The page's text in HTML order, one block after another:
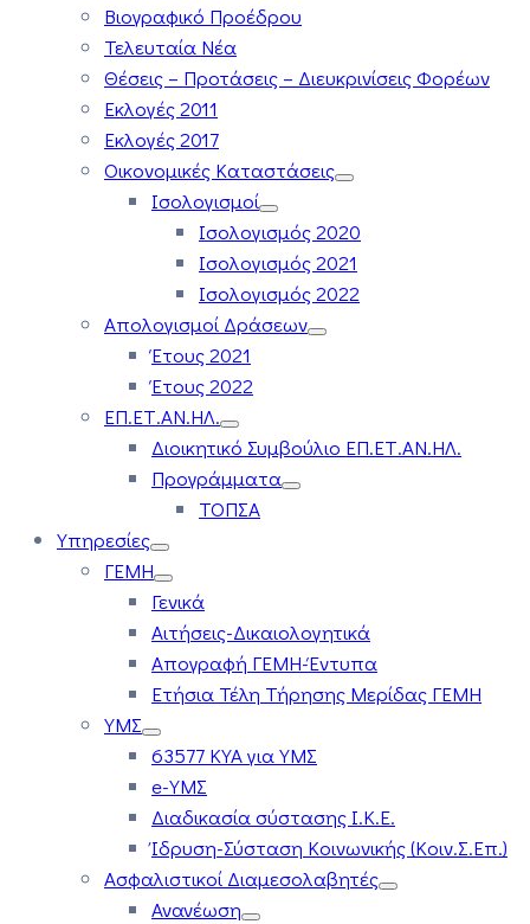
Βιογραφικό Προέδρου
Τελευταία Νέα
Θέσεις – Προτάσεις – Διευκρινίσεις Φορέων
Εκλογές 2011
Εκλογές 2017
Οικονομικές Καταστάσεις
Ισολογισμοί
Ισολογισμός 2020
Ισολογισμός 2021
Ισολογισμός 2022
Απολογισμοί Δράσεων
Έτους 2021
Έτους 2022
ΕΠ.ΕΤ.ΑΝ.ΗΛ.
Διοικητικό Συμβούλιο ΕΠ.ΕΤ.ΑΝ.ΗΛ.
Προγράμματα
ΤΟΠΣΑ
Υπηρεσίες
ΓΕΜΗ
Γενικά
Αιτήσεις-Δικαιολογητικά
Απογραφή ΓΕΜΗ-Έντυπα
Ετήσια Τέλη Τήρησης Μερίδας ΓΕΜΗ
ΥΜΣ
63577 ΚΥΑ για ΥΜΣ
e-ΥΜΣ
Διαδικασία σύστασης Ι.Κ.Ε.
Ίδρυση-Σύσταση Κοινωνικής (Κοιν.Σ.Επ.)
Ασφαλιστικοί Διαμεσολαβητές
Ανανέωση